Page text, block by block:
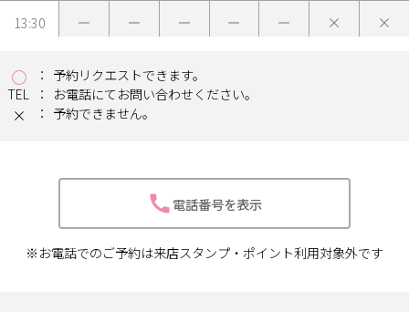
13:30
14:00
14:30
16:00
予約リクエストできます。
TEL
お電話にてお問い合わせください。
予約できません。
電話番号を表示
※お電話でのご予約は来店スタンプ・ポイント利用対象外です